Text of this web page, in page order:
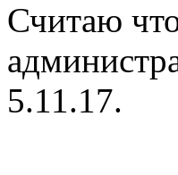
Считаю
5.11.17.